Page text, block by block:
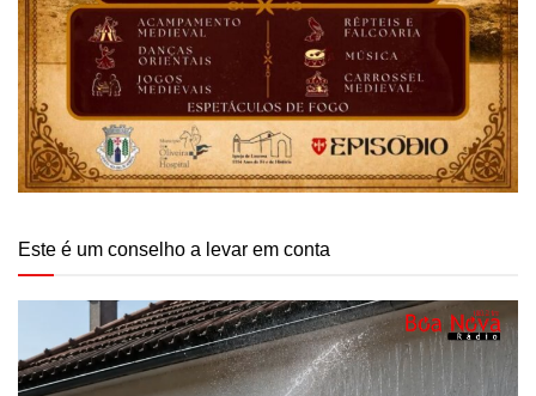
Este é um conselho a levar em conta